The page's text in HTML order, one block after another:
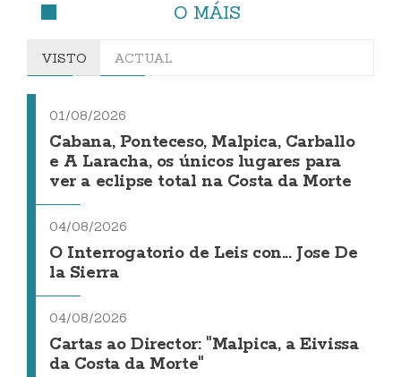
O MÁIS
VISTO ACTUAL
01/08/2026
Cabana, Ponteceso, Malpica, Carballo
e A Laracha, os únicos lugares para
ver a eclipse total na Costa da Morte
04/08/2026
O Interrogatorio de Leis con... Jose De
la Sierra
04/08/2026
Cartas ao Director: "Malpica, a Eivissa
da Costa da Morte"